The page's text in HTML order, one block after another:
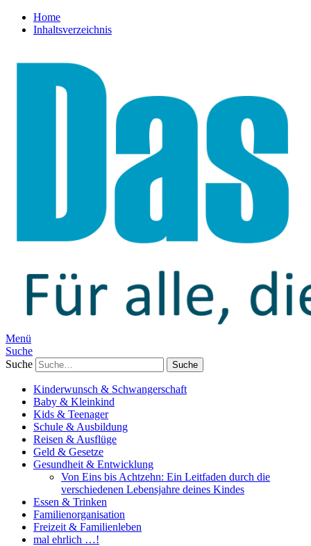
Home
Inhaltsverzeichnis
Menü
Suche
Suche
Kinderwunsch & Schwangerschaft
Baby & Kleinkind
Kids & Teenager
Schule & Ausbildung
Reisen & Ausflüge
Geld & Gesetze
Gesundheit & Entwicklung
Von Eins bis Achtzehn: Ein Leitfaden durch die
verschiedenen Lebensjahre deines Kindes
Essen & Trinken
Familienorganisation
Freizeit & Familienleben
mal ehrlich …!